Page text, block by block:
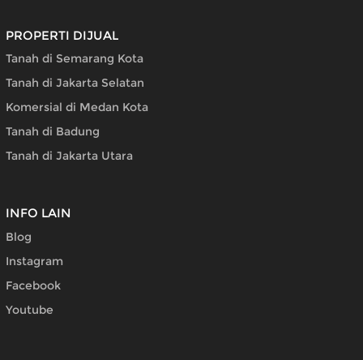
PROPERTI DIJUAL
Tanah di Semarang Kota
Tanah di Jakarta Selatan
Komersial di Medan Kota
Tanah di Badung
Tanah di Jakarta Utara
INFO LAIN
Blog
Instagram
Facebook
Youtube